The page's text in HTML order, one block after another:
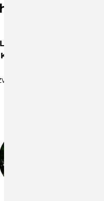
Leitung
Kinderschutz
Frühe Hilfen,